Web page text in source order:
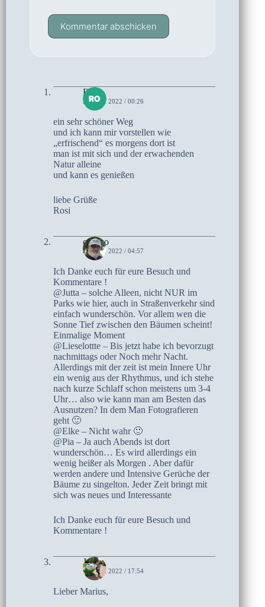
Kommentar abschicken
Rosi
22. MAI 2022 / 00:26
ein sehr schöner Weg
und ich kann mir vorstellen wie
„erfrischend“ es morgens dort ist
man ist mit sich und der erwachenden
Natur alleine
und kann es genießen
liebe Grüße
Rosi
czoczo
21. MAI 2022 / 04:57
Ich Danke euch für eure Besuch und
Kommentare !
@Jutta – solche Alleen, nicht NUR im
Parks wie hier, auch in Straßenverkehr sind
einfach wunderschön. Vor allem wen die
Sonne Tief zwischen den Bäumen scheint!
Einmalige Moment
@Lieselottte – Bis jetzt habe ich bevorzugt
nachmittags oder Noch mehr Nacht.
Allerdings mit der zeit ist mein Innere Uhr
ein wenig aus der Rhythmus, und ich stehe
nach kurze Schlaff schon meistens um 3-4
Uhr… also wie kann man am Besten das
Ausnutzen? In dem Man Fotografieren
geht 🙂
@Elke – Nicht wahr 🙂
@Pia – Ja auch Abends ist dort
wunderschön… Es wird allerdings ein
wenig heißer als Morgen . Aber dafür
werden andere und Intensive Gerüche der
Bäume zu singelton. Jeder Zeit bringt mit
sich was neues und Interessante
Ich Danke euch für eure Besuch und
Kommentare !
Jutta
19. MAI 2022 / 17:54
Lieber Marius,